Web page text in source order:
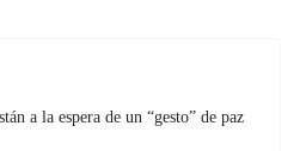
a la espera de un “gesto” de paz